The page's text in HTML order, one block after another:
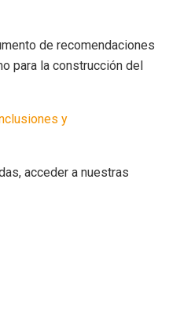
de recomendaciones
para la construcción del
y
acceder a nuestras